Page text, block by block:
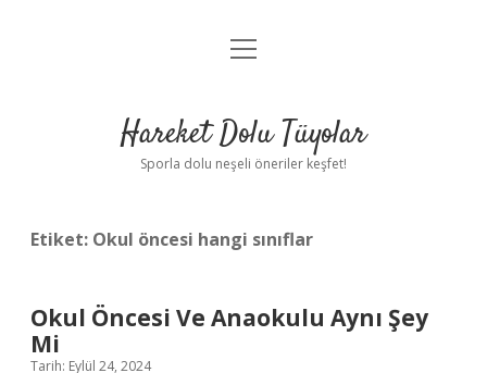
Anasayfa
Yasal Uyarı
menüyü
Hareket Dolu Tüyolar
Sporla dolu neşeli öneriler keşfet!
Etiket: Okul öncesi hangi sınıflar
Okul Öncesi Ve Anaokulu Aynı Şey
Mi
Tarih: Eylül 24, 2024